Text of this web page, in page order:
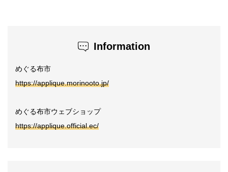
Information
めぐる布市
https://applique.morinooto.jp/
めぐる布市ウェブショップ
https://applique.official.ec/